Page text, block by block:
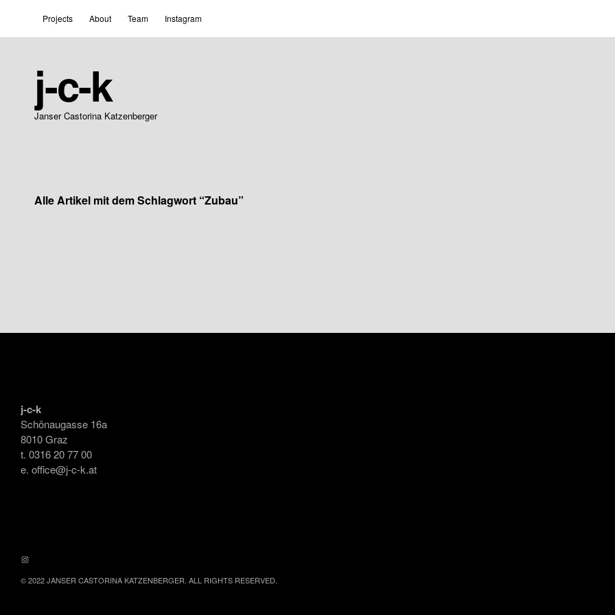
Projects About Team Instagram
j-c-k
Janser Castorina Katzenberger
Alle Artikel mit dem Schlagwort “Zubau”
j-c-k
Schönaugasse 16a
8010 Graz
t. 0316 20 77 00
e. office@j-c-k.at
INSTAGRAM
© 2022 JANSER CASTORINA KATZENBERGER. ALL RIGHTS RESERVED.